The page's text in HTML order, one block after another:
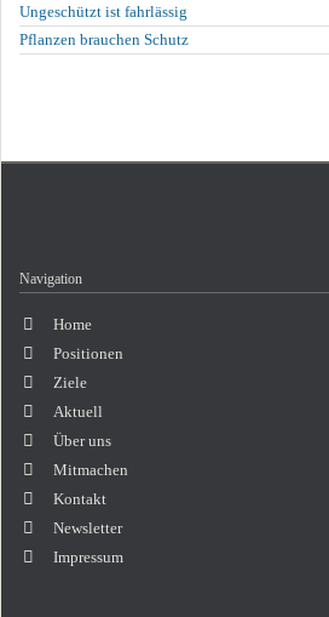
Ungeschützt ist fahrlässig
Pflanzen brauchen Schutz
Navigation
überspringen
Home
Positionen
Ziele
Aktuell
Über uns
Mitmachen
Kontakt
Newsletter
Impressum